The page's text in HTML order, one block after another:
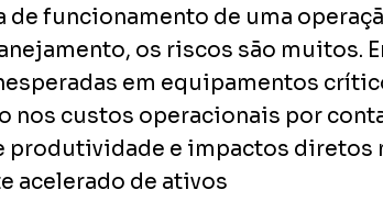
de funcionamento de uma
os riscos são muitos.
em equipamentos
nos custos operacionais por
produtividade e impactos diretos
acelerado de ativos